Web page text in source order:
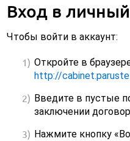
Вход в
Чтобы войти в аккаунт:
Откройте в
http://
Введите в пустые
заключении
Нажмите кнопку